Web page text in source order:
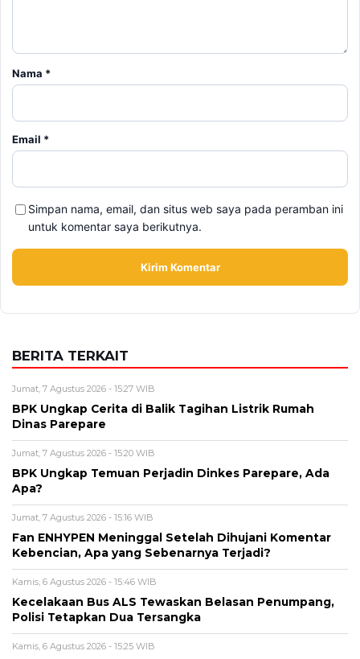
Nama *
Email *
Simpan nama, email, dan situs web saya pada peramban ini
untuk komentar saya berikutnya.
BERITA TERKAIT
Jumat, 7 Agustus 2026 - 15:27 WIB
BPK Ungkap Cerita di Balik Tagihan Listrik Rumah
Dinas Parepare
Jumat, 7 Agustus 2026 - 15:20 WIB
BPK Ungkap Temuan Perjadin Dinkes Parepare, Ada
Apa?
Jumat, 7 Agustus 2026 - 15:16 WIB
Fan ENHYPEN Meninggal Setelah Dihujani Komentar
Kebencian, Apa yang Sebenarnya Terjadi?
Kamis, 6 Agustus 2026 - 15:46 WIB
Kecelakaan Bus ALS Tewaskan Belasan Penumpang,
Polisi Tetapkan Dua Tersangka
Kamis, 6 Agustus 2026 - 15:25 WIB